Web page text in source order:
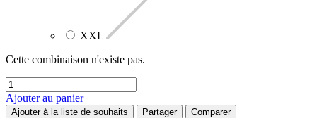
XXL
Cette combinaison n'existe pas.
Ajouter au panier
Ajouter à la liste de souhaits Partager Comparer